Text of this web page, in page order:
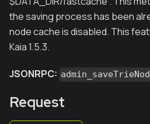
the saving process has been
node cache is disabled. This
Kaia 1.5.3.
JSONRPC:
Request